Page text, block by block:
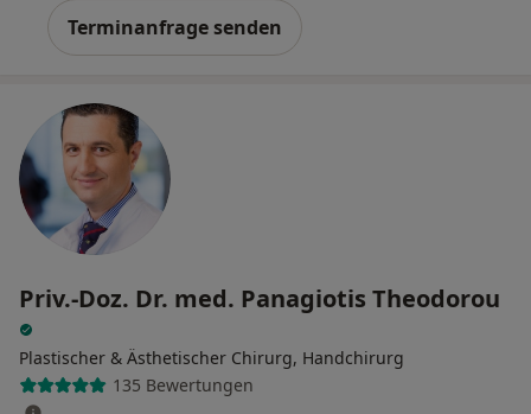
Terminanfrage senden
Priv.-Doz. Dr. med. Panagiotis Theodorou
Plastischer & Ästhetischer Chirurg, Handchirurg
135 Bewertungen